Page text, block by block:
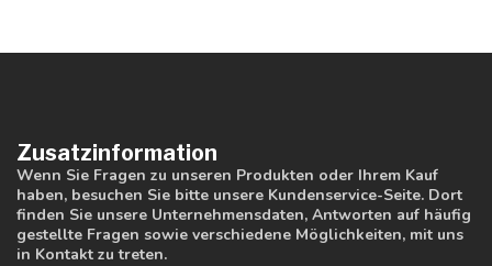
Zusatzinformation
Wenn Sie Fragen zu unseren Produkten oder Ihrem Kauf
haben, besuchen Sie bitte unsere Kundenservice-Seite. Dort
finden Sie unsere Unternehmensdaten, Antworten auf häufig
gestellte Fragen sowie verschiedene Möglichkeiten, mit uns
in Kontakt zu treten.